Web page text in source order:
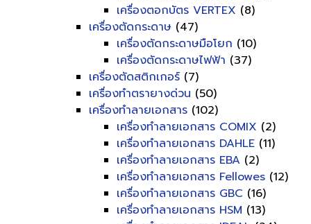
เครื่องตอกบัตร VERTEX (8)
เครื่องตัดกระดาษ (47)
เครื่องตัดกระดาษมือโยก (10)
เครื่องตัดกระดาษไฟฟ้า (37)
เครื่องตัดสติกเกอร์ (7)
เครื่องทำตรายางด่วน (50)
เครื่องทำลายเอกสาร (102)
เครื่องทำลายเอกสาร COMIX (2)
เครื่องทำลายเอกสาร DAHLE (11)
เครื่องทำลายเอกสาร EBA (2)
เครื่องทำลายเอกสาร Fellowes (12)
เครื่องทำลายเอกสาร GBC (16)
เครื่องทำลายเอกสาร HSM (13)